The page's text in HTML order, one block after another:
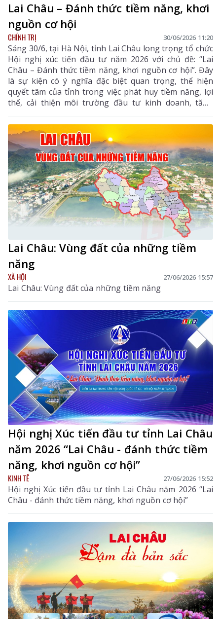
Lai Châu – Đánh thức tiềm năng, khơi
nguồn cơ hội
CHÍNH TRỊ 30/06/2026 11:20
Sáng 30/6, tại Hà Nội, tỉnh Lai Châu long trọng tổ chức
Hội nghị xúc tiến đầu tư năm 2026 với chủ đề: “Lai
Châu – Đánh thức tiềm năng, khơi nguồn cơ hội”. Đây
là sự kiện có ý nghĩa đặc biệt quan trọng, thể hiện
quyết tâm của tỉnh trong việc phát huy tiềm năng, lợi
thế, cải thiện môi trường đầu tư kinh doanh, tăng
cường kết nối và hợp tác với cộng đồng doanh nghiệp,
nhà đầu tư trong nước và quốc tế.
Lai Châu: Vùng đất của những tiềm
năng
XÃ HỘI 27/06/2026 15:57
Lai Châu: Vùng đất của những tiềm năng
Hội nghị Xúc tiến đầu tư tỉnh Lai Châu
năm 2026 “Lai Châu - đánh thức tiềm
năng, khơi nguồn cơ hội”
KINH TẾ 27/06/2026 15:52
Hội nghị Xúc tiến đầu tư tỉnh Lai Châu năm 2026 “Lai
Châu - đánh thức tiềm năng, khơi nguồn cơ hội”